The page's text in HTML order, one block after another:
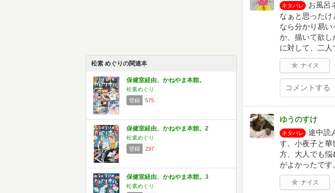
松素 めぐりの関連本
保健室経由、かねやま本館。
松素めぐり
登録
575
保健室経由、かねやま本館。2
松素めぐり
登録
297
保健室経由、かねやま本館。3
松素めぐり
ネタバレ
お風呂
なぁと思った
なら分かり易
か、描いて欲し
に対して、二人
ナイス
ゆうのすけ
ネタバレ
途中読
す。小夜子と華
方、大人でも悩
がよかったです
ナイス